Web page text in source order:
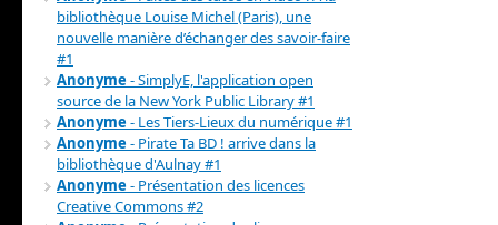
bibliothèque Louise Michel (Paris), une
nouvelle manière d’échanger des savoir-faire
#1
Anonyme- SimplyE, l'application open
source de la New York Public Library #1
Anonyme- Les Tiers-Lieux du numérique #1
Anonyme- Pirate Ta BD ! arrive dans la
bibliothèque d'Aulnay #1
Anonyme- Présentation des licences
Creative Commons #2